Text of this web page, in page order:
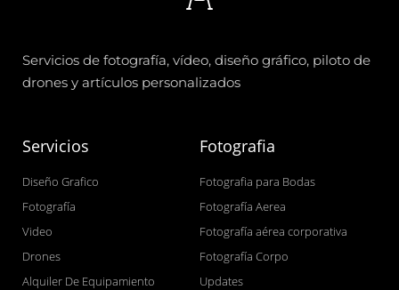
Servicios de fotografía, vídeo, diseño gráfico, piloto de
drones y artículos personalizados
Servicios
Diseño Grafico
Fotografía
Video
Drones
Alquiler De Equipamiento
Fotografia
Fotografia para Bodas
Fotografía Aerea
Fotografía aérea corporativa
Fotografía Corpo
Updates